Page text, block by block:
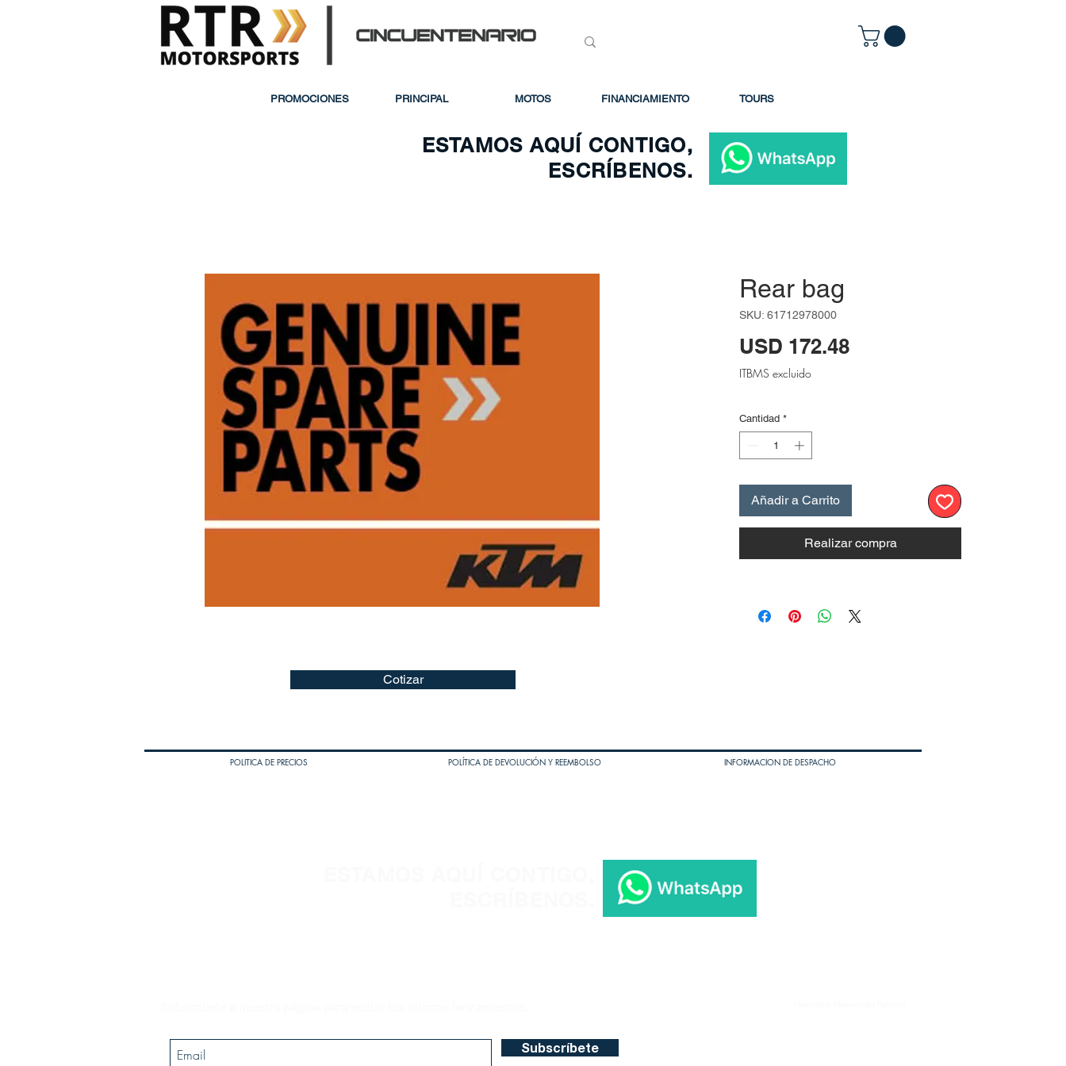
PROMOCIONES PRINCIPAL MOTOS FINANCIAMIENTO TOURS
Rear bag
SKU: 61712978000
USD 172.48Precio
ITBMS excluido
Cantidad *
Añadir a Carrito
Realizar compra
ESTAMOS AQUÍ CONTIGO,
ESCRÍBENOS.
Cotizar
POLITICA DE PRECIOS POLÍTICA DE DEVOLUCIÓN Y REEMBOLSO INFORMACION DE DESPACHO
Subscríbete